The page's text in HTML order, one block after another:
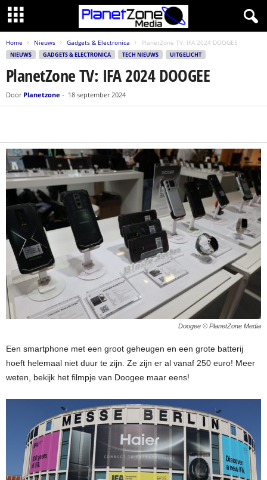
Home Nieuws Gadgets & Electronica PlanetZone TV: IFA 2024 DOOGEE
NIEUWS GADGETS & ELECTRONICA TECH NIEUWS UITGELICHT
PlanetZone TV: IFA 2024 DOOGEE
Door Planetzone - 18 september 2024
Doogee © PlanetZone Media
Een smartphone met een groot geheugen en een grote batterij
hoeft helemaal niet duur te zijn. Ze zijn er al vanaf 250 euro! Meer
weten, bekijk het filmpje van Doogee maar eens!